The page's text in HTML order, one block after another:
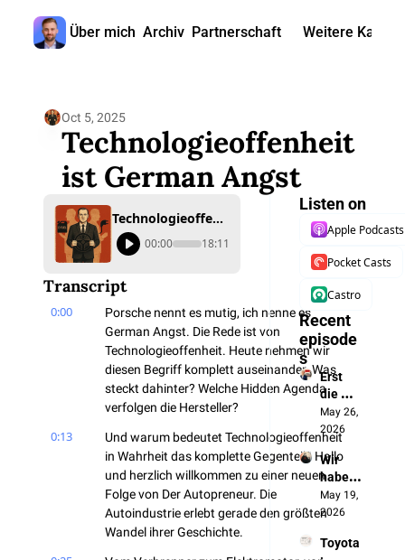
Über mich Archiv Partnerschaft Weitere Kanäle
🇬🇧
Oct 5, 2025
Technologieoffenheit
ist German Angst
Technologieoffenheit ist German Angst
00:00 18:11
Transcript
0:00
Porsche nennt es mutig, ich nenne es
German Angst. Die Rede ist von
Technologieoffenheit. Heute nehmen wir
diesen Begriff komplett auseinander. Was
steckt dahinter? Welche Hidden Agenda
verfolgen die Hersteller?
0:13
Und warum bedeutet Technologieoffenheit
in Wahrheit das komplette Gegenteil? Hallo
und herzlich willkommen zu einer neuen
Folge von Der Autopreneur. Die
Autoindustrie erlebt gerade den größten
Wandel ihrer Geschichte.
Listen on
Apple Podcasts
Pocket Casts
Castro
Recent
episode
s
Erst
die
Batteri
e, jetzt
das
autono
me
Fahren
May 26,
2026
Wir
haben
die
Chines
ausges
May 19,
2026
Toyota